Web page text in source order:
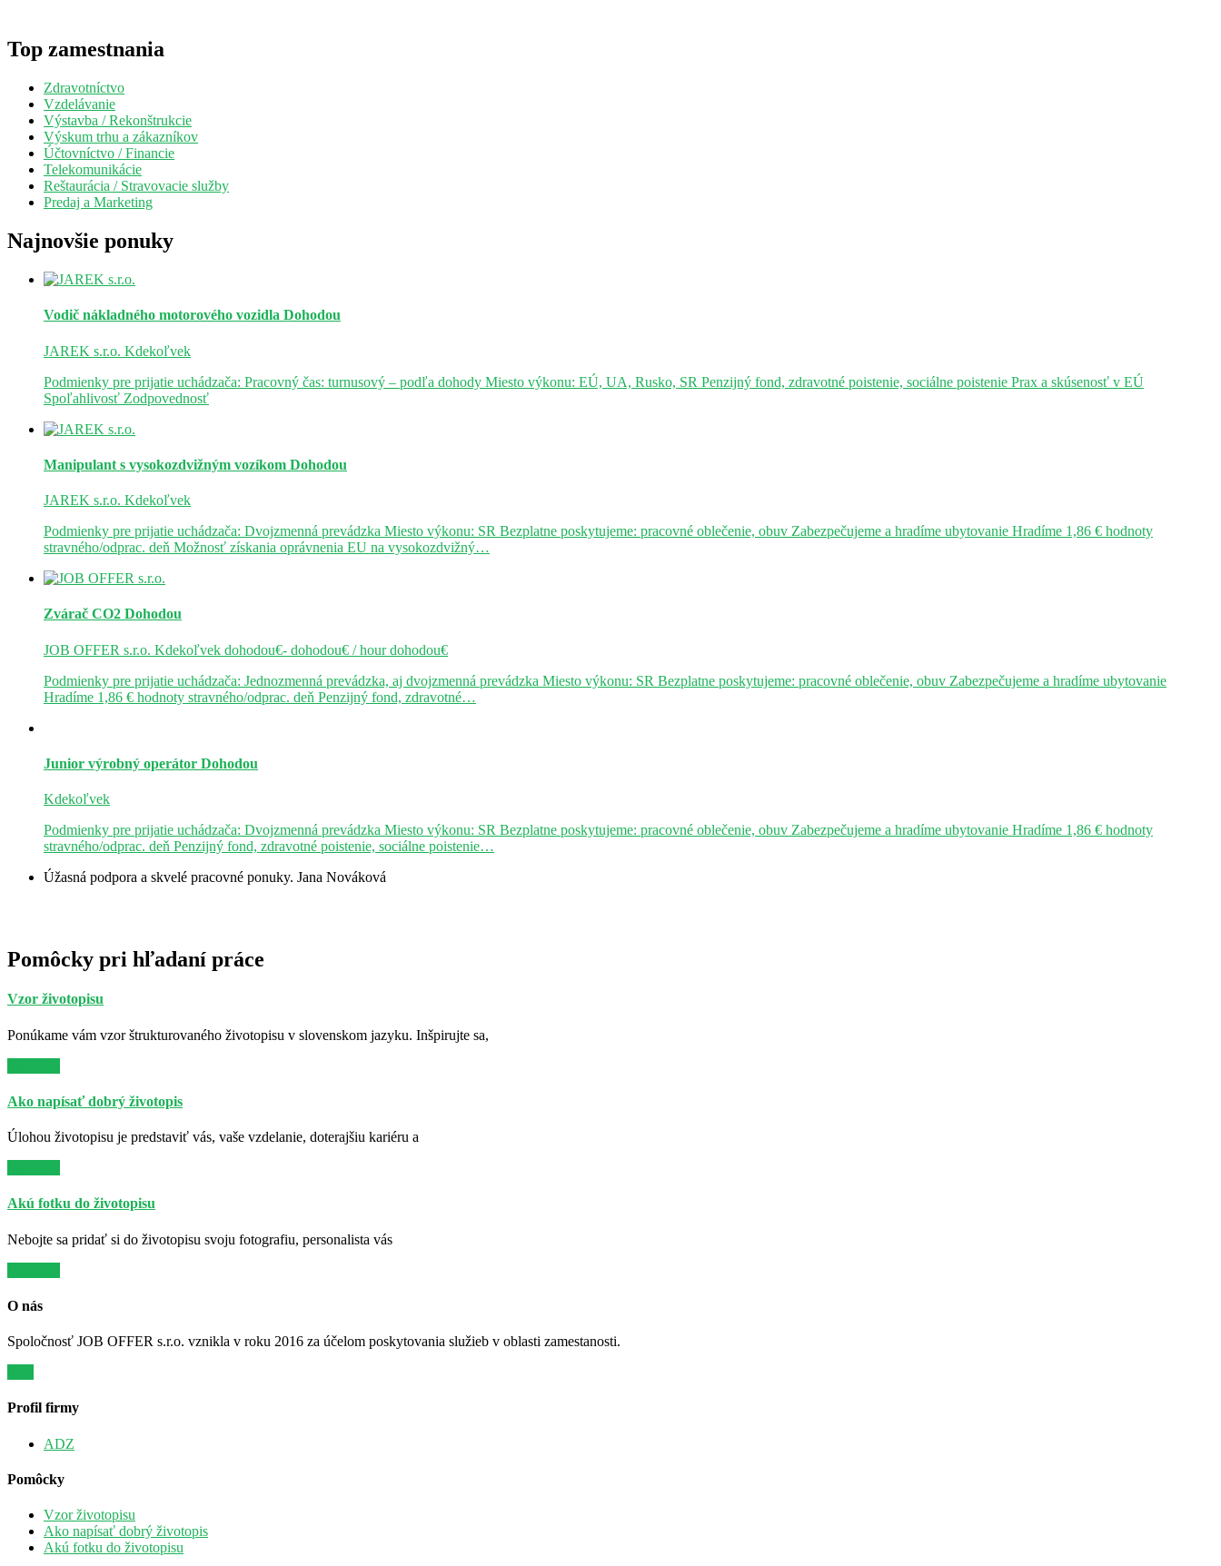
Top zamestnania
Zdravotníctvo
Vzdelávanie
Výstavba / Rekonštrukcie
Výskum trhu a zákazníkov
Účtovníctvo / Financie
Telekomunikácie
Reštaurácia / Stravovacie služby
Predaj a Marketing
Najnovšie ponuky
Vodič nákladného motorového vozidla Dohodou
JAREK s.r.o. Kdekoľvek
Podmienky pre prijatie uchádzača: Pracovný čas: turnusový – podľa dohody Miesto výkonu: EÚ, UA, Rusko, SR Penzijný fond, zdravotné poistenie, sociálne poistenie Prax a skúsenosť v EÚ
Spoľahlivosť Zodpovednosť
Manipulant s vysokozdvižným vozíkom Dohodou
JAREK s.r.o. Kdekoľvek
Podmienky pre prijatie uchádzača: Dvojzmenná prevádzka Miesto výkonu: SR Bezplatne poskytujeme: pracovné oblečenie, obuv Zabezpečujeme a hradíme ubytovanie Hradíme 1,86 € hodnoty
stravného/odprac. deň Možnosť získania oprávnenia EU na vysokozdvižný…
Zvárač CO2 Dohodou
JOB OFFER s.r.o. Kdekoľvek dohodou€- dohodou€ / hourdohodou€
Podmienky pre prijatie uchádzača: Jednozmenná prevádzka, aj dvojzmenná prevádzka Miesto výkonu: SR Bezplatne poskytujeme: pracovné oblečenie, obuv Zabezpečujeme a hradíme ubytovanie
Hradíme 1,86 € hodnoty stravného/odprac. deň Penzijný fond, zdravotné…
Junior výrobný operátor Dohodou
Kdekoľvek
Podmienky pre prijatie uchádzača: Dvojzmenná prevádzka Miesto výkonu: SR Bezplatne poskytujeme: pracovné oblečenie, obuv Zabezpečujeme a hradíme ubytovanie Hradíme 1,86 € hodnoty
stravného/odprac. deň Penzijný fond, zdravotné poistenie, sociálne poistenie…
Úžasná podpora a skvelé pracovné ponuky. Jana Nováková
Pomôcky pri hľadaní práce
Vzor životopisu
Ponúkame vám vzor štrukturovaného životopisu v slovenskom jazyku. Inšpirujte sa,
Ako napísať dobrý životopis
Úlohou životopisu je predstaviť vás, vaše vzdelanie, doterajšiu kariéru a
Akú fotku do životopisu
Nebojte sa pridať si do životopisu svoju fotografiu, personalista vás
O nás
Spoločnosť JOB OFFER s.r.o. vznikla v roku 2016 za účelom poskytovania služieb v oblasti zamestanosti.
Profil firmy
ADZ
Pomôcky
Vzor životopisu
Ako napísať dobrý životopis
Akú fotku do životopisu